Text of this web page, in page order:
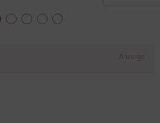
Anzeige